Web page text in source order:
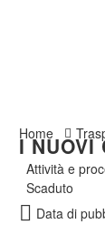
Home
I NUOVI
Attività e
Scaduto
Data di